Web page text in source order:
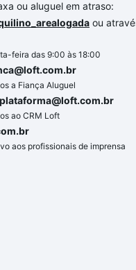
ou aluguel em atraso:
ou
feira das 9:00 às 18:00
a Fiança Aluguel
ao CRM Loft
aos profissionais de imprensa